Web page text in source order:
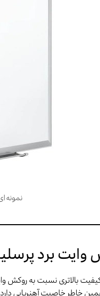
نمونه
وایت برد
بالاتری نسبت به روکش